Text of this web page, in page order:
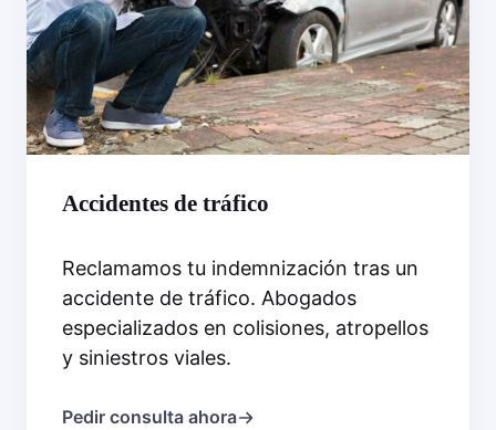
Accidentes de tráfico
Reclamamos tu indemnización tras un
accidente de tráfico. Abogados
especializados en colisiones, atropellos
y siniestros viales.
Pedir consulta ahora